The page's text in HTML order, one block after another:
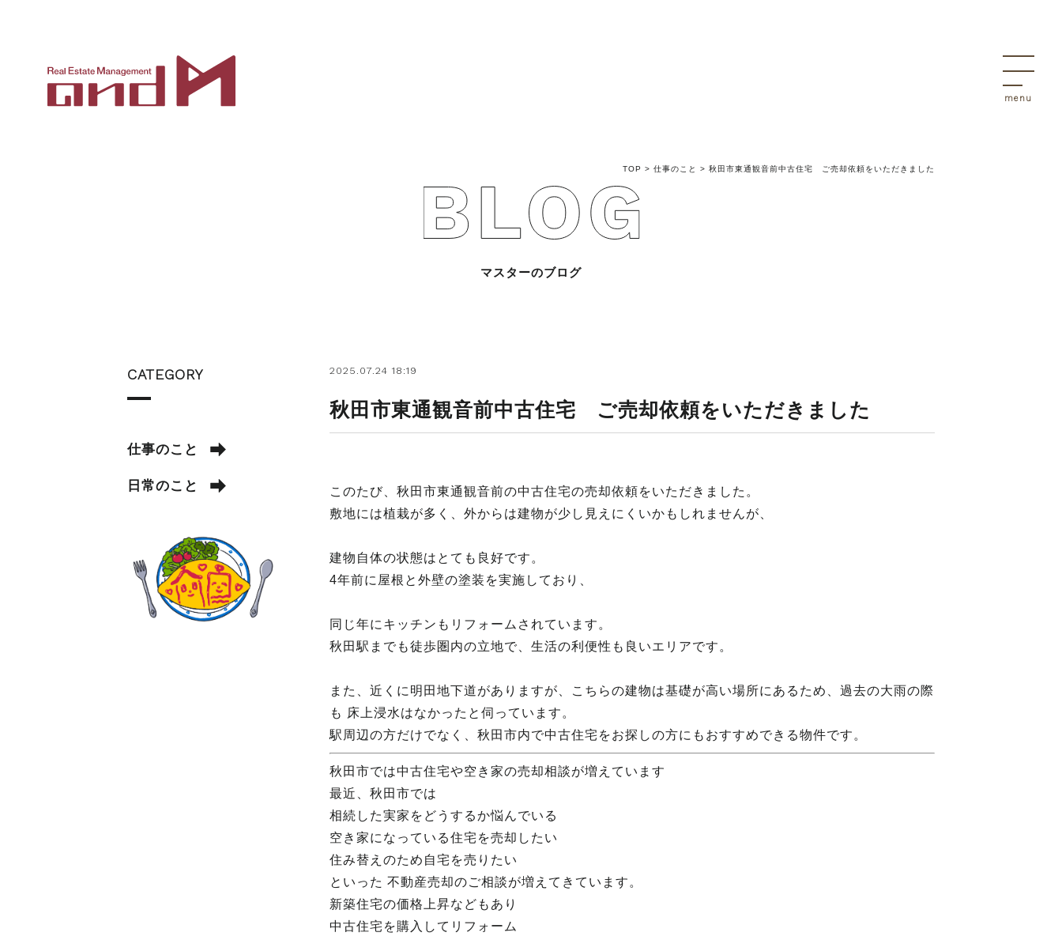
会社概要
TOP > 仕事のこと > 秋田市東通観音前中古住宅 ご売却依頼をいただきました
マスターのブログ
2025.07.24 18:19
秋田市東通観音前中古住宅 ご売却依頼をいただきました
このたび、秋田市東通観音前の中古住宅の売却依頼をいただきました。
敷地には植栽が多く、外からは建物が少し見えにくいかもしれませんが、
建物自体の状態はとても良好です。
4年前に屋根と外壁の塗装を実施しており、
同じ年にキッチンもリフォームされています。
秋田駅までも徒歩圏内の立地で、生活の利便性も良いエリアです。
また、近くに明田地下道がありますが、こちらの建物は基礎が高い場所にあるため、過去の大雨の際
も 床上浸水はなかったと伺っています。
駅周辺の方だけでなく、秋田市内で中古住宅をお探しの方にもおすすめできる物件です。
秋田市では中古住宅や空き家の売却相談が増えています
最近、秋田市では
相続した実家をどうするか悩んでいる
空き家になっている住宅を売却したい
住み替えのため自宅を売りたい
といった 不動産売却のご相談が増えてきています。
新築住宅の価格上昇などもあり
中古住宅を購入してリフォーム
CATEGORY
仕事のこと
日常のこと